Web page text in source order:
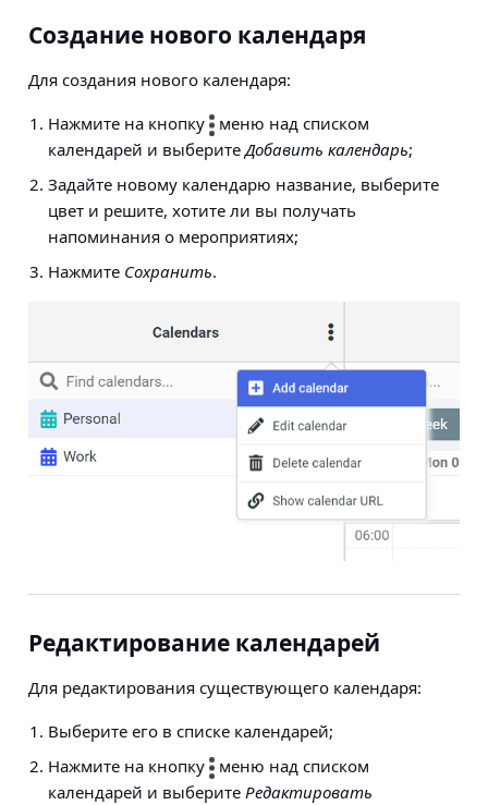
Создание нового календаря
Для создания нового календаря:
Нажмите на кнопку
меню над списком
календарей и выберитеДобавить календарь;
Задайте новому календарю название, выберите
цвет и решите, хотите ли вы получать
напоминания о мероприятиях;
Нажмите Сохранить.
Редактирование календарей
Для редактирования существующего календаря:
Выберите его в списке календарей;
Нажмите на кнопку
меню над списком
календарей и выберите Редактировать